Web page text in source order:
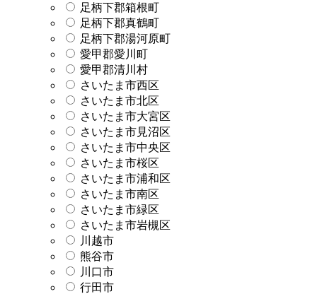
足柄下郡箱根町
足柄下郡真鶴町
足柄下郡湯河原町
愛甲郡愛川町
愛甲郡清川村
さいたま市西区
さいたま市北区
さいたま市大宮区
さいたま市見沼区
さいたま市中央区
さいたま市桜区
さいたま市浦和区
さいたま市南区
さいたま市緑区
さいたま市岩槻区
川越市
熊谷市
川口市
行田市